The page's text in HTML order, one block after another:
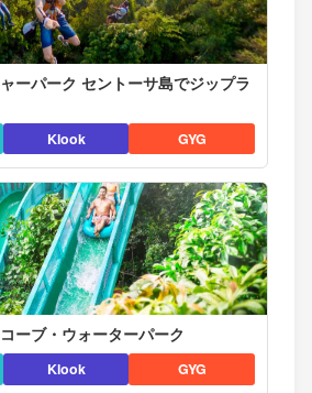
ーパーク セントーサ島でジップラ
Klook GYG
ーブ・ウォーターパーク
Klook GYG